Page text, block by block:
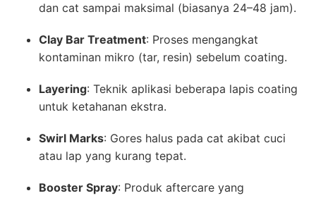
dan cat sampai maksimal (biasanya 24–48 jam).
Clay Bar Treatment: Proses mengangkat
kontaminan mikro (tar, resin) sebelum coating.
Layering: Teknik aplikasi beberapa lapis coating
untuk ketahanan ekstra.
Swirl Marks: Gores halus pada cat akibat cuci
atau lap yang kurang tepat.
Booster Spray: Produk aftercare yang